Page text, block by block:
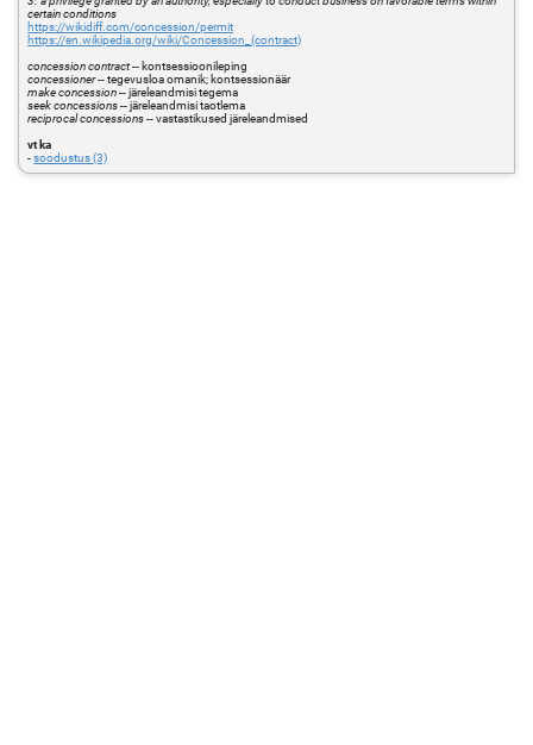
certain conditions
https://wikidiff.com/concession/permit
https://en.wikipedia.org/wiki/Concession_(contract)
concession contract-- kontsessioonileping
concessioner-- tegevusloa omanik; kontsessionäär
make concession-- järeleandmisi tegema
seek concessions-- järeleandmisi taotlema
reciprocal concessions-- vastastikused järeleandmised
vt ka
-soodustus (3)